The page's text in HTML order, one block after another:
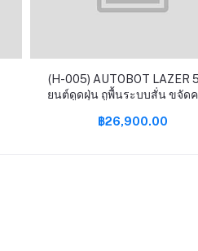
(H-005) AUTOBOT LAZER
ยนต์ดูดฝุ่น ถูพื้นระบบสั่น ขจัด
Smart dock แถมฟรีเครื่องดูด
฿26,900.00